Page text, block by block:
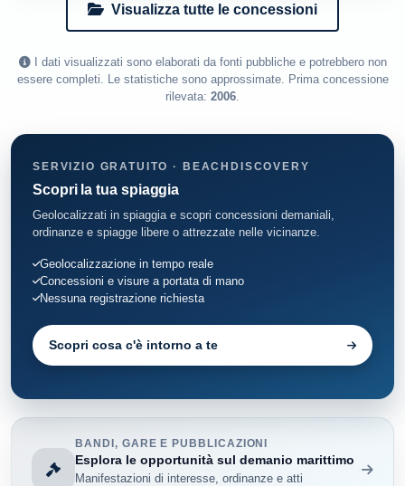
Visualizza tutte le concessioni
I dati visualizzati sono elaborati da fonti pubbliche e potrebbero non
essere completi. Le statistiche sono approssimate. Prima concessione
rilevata: 2006.
SERVIZIO GRATUITO · BEACHDISCOVERY
Scopri la tua spiaggia
Geolocalizzati in spiaggia e scopri concessioni demaniali,
ordinanze e spiagge libere o attrezzate nelle vicinanze.
Geolocalizzazione in tempo reale
Concessioni e visure a portata di mano
Nessuna registrazione richiesta
Scopri cosa c'è intorno a te
BANDI, GARE E PUBBLICAZIONI
Esplora le opportunità sul demanio marittimo
Manifestazioni di interesse, ordinanze e atti